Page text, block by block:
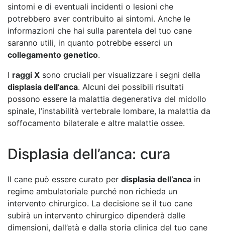
sintomi e di eventuali incidenti o lesioni che
potrebbero aver contribuito ai sintomi. Anche le
informazioni che hai sulla parentela del tuo cane
saranno utili, in quanto potrebbe esserci un
collegamento genetico.
I raggi X sono cruciali per visualizzare i segni della
displasia dell’anca. Alcuni dei possibili risultati
possono essere la malattia degenerativa del midollo
spinale, l’instabilità vertebrale lombare, la malattia da
soffocamento bilaterale e altre malattie ossee.
Displasia dell’anca: cura
Il cane può essere curato per displasia dell’anca in
regime ambulatoriale purché non richieda un
intervento chirurgico. La decisione se il tuo cane
subirà un intervento chirurgico dipenderà dalle
dimensioni, dall’età e dalla storia clinica del tuo cane